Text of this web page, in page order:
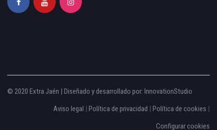
© 2020 Extra Jaén | Diseñado y desarrollado por: InnovationStudio
Aviso legal | Política de privacidad | Política de cookies |
Configurar cookies